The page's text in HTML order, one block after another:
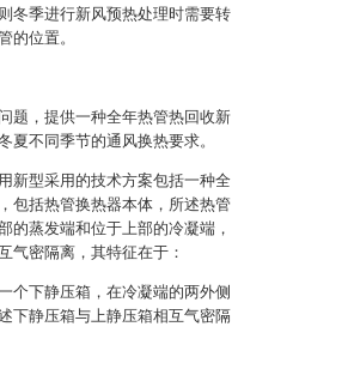
冬季进行新风预热处理时需要转
的位置。
题，提供一种全年热管热回收新
夏不同季节的通风换热要求。
新型采用的技术方案包括一种全
包括热管换热器本体，所述热管
的蒸发端和位于上部的冷凝端，
气密隔离，其特征在于：
个下静压箱，在冷凝端的两外侧
下静压箱与上静压箱相互气密隔